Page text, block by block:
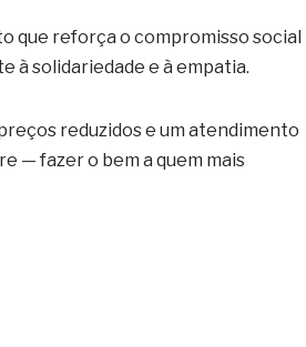
que reforça o compromisso social
à solidariedade e à empatia.
reduzidos e um atendimento
— fazer o bem a quem mais